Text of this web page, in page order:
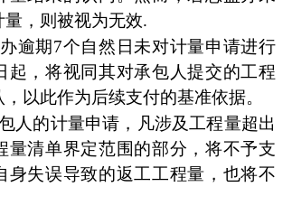
，则被视为无效.
逾期7个自然日未对计量申请进行
起，将视同其对承包人提交的工程
以此作为后续支付的基准依据。
人的计量申请，凡涉及工程量超出
量清单界定范围的部分，将不予支
身失误导致的返工工程量，也将不